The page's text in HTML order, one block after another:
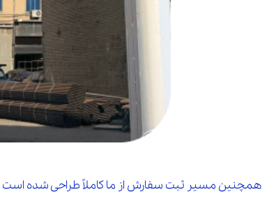
همچنین مسیر ثبت سفارش از ما کاملاً طراحی شده